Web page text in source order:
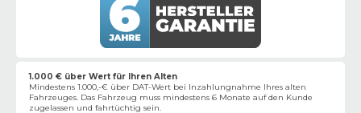
1.000 € über Wert für Ihren Alten
Mindestens 1.000,-€ über DAT-Wert bei Inzahlungnahme Ihres alten
Fahrzeuges. Das Fahrzeug muss mindestens 6 Monate auf den Kunde
zugelassen und fahrtüchtig sein.